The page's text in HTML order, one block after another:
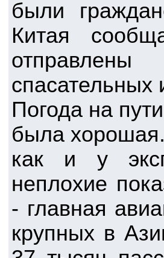
были
Китая
спасательных
Погода на
была
как и у
неплохие
- главная
крупных в